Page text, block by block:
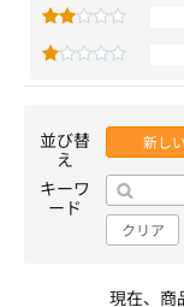
並び替
え
新し
キーワ
ード
クリア
現在、商